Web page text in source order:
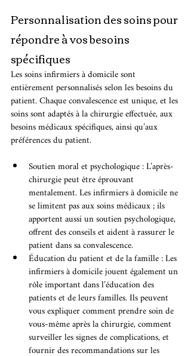
Personnalisation des soins pour
répondre à vos besoins
spécifiques
Les soins infirmiers à domicile sont
entièrement personnalisés selon les besoins du
patient. Chaque convalescence est unique, et les
soins sont adaptés à la chirurgie effectuée, aux
besoins médicaux spécifiques, ainsi qu’aux
préférences du patient.
Soutien moral et psychologique : L’après-
chirurgie peut être éprouvant
mentalement. Les infirmiers à domicile ne
se limitent pas aux soins médicaux ; ils
apportent aussi un soutien psychologique,
offrent des conseils et aident à rassurer le
patient dans sa convalescence.
Éducation du patient et de la famille : Les
infirmiers à domicile jouent également un
rôle important dans l’éducation des
patients et de leurs familles. Ils peuvent
vous expliquer comment prendre soin de
vous-même après la chirurgie, comment
surveiller les signes de complications, et
fournir des recommandations sur les